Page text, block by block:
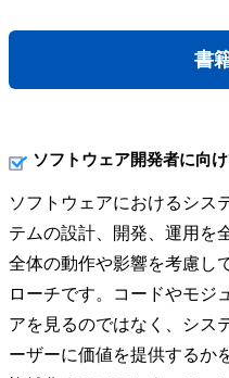
書
ソフトウェア開発者に向
ソフトウェアにおけるシス
テムの設計、開発、運用を
全体の動作や影響を考慮し
ローチです。コードやモジ
アを見るのではなく、シス
ーザーに価値を提供するか